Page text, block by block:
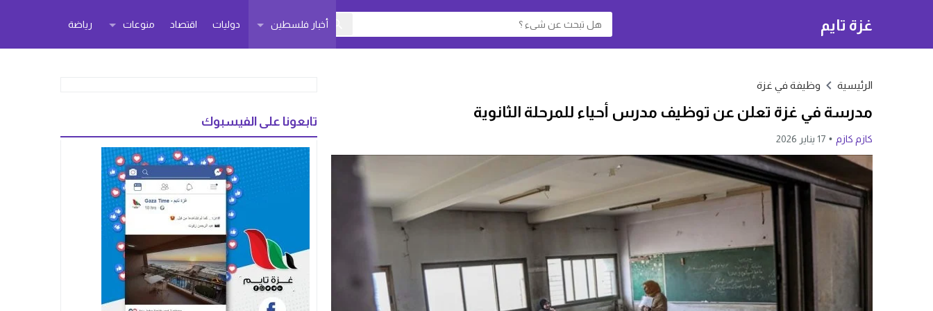
غزة تايم أخبار فلسطين دوليات اقتصاد منوعات رياضة
الرئيسية وظيفة في غزة
مدرسة في غزة تعلن عن توظيف مدرس أحياء للمرحلة الثانوية
كازم كازم 17 يناير 2026
تابعونا على الفيسبوك